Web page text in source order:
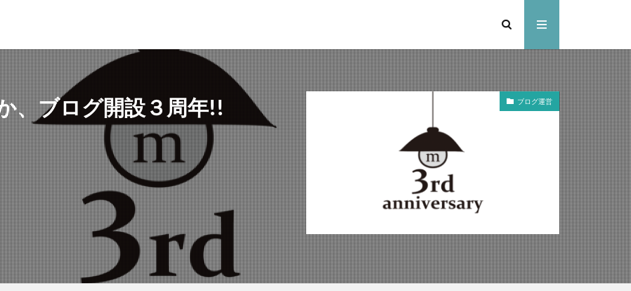
、ブログ開設３周年!! ブログ運営
吠埼灯台 ファミキャンを始めたい人へ トラブル
DJI MINI 2
モビレージ
大子広域公園オートキャンプ場グリンヴィラ 妄想
ランドセル
ープル那須高原キャンプグランド
キャンプ・アンド・キャビンズ那須高原
原
anniversary KEEN Nikon 五色温泉オートキャンプ場
プランド
商品提供 ほとりの遊びばキャンプ場
龍の国オートキャンプ場
GRⅢ 注意喚起 trip YouTube
ホップガーデンオートキャンプ場
朱印 お知らせ 父子キャンプ キャンプ場選び
ソロキャンプ
グランディ羽鳥湖スキーリゾート さゆりオートパーク
前が岳アウトドアパーク